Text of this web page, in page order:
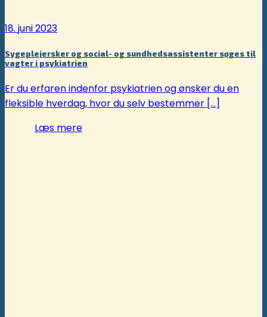
18. juni 2023
Sygeplejersker og social- og sundhedsassistenter søges til
vagter i psykiatrien
Er du erfaren indenfor psykiatrien og ønsker du en
fleksible hverdag, hvor du selv bestemmer [...]
Læs mere